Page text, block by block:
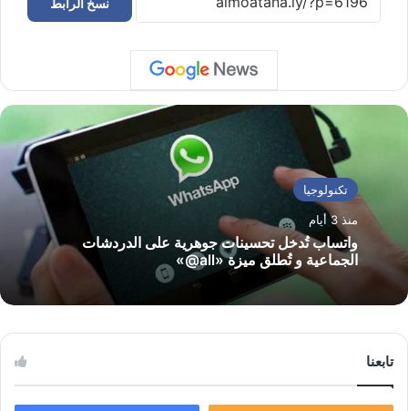
نسخ الرابط
تكنولوجيا
منذ 3 أيام
واتساب تُدخل تحسينات جوهرية على الدردشات
الجماعية و تُطلق ميزة «all@»
تابعنا